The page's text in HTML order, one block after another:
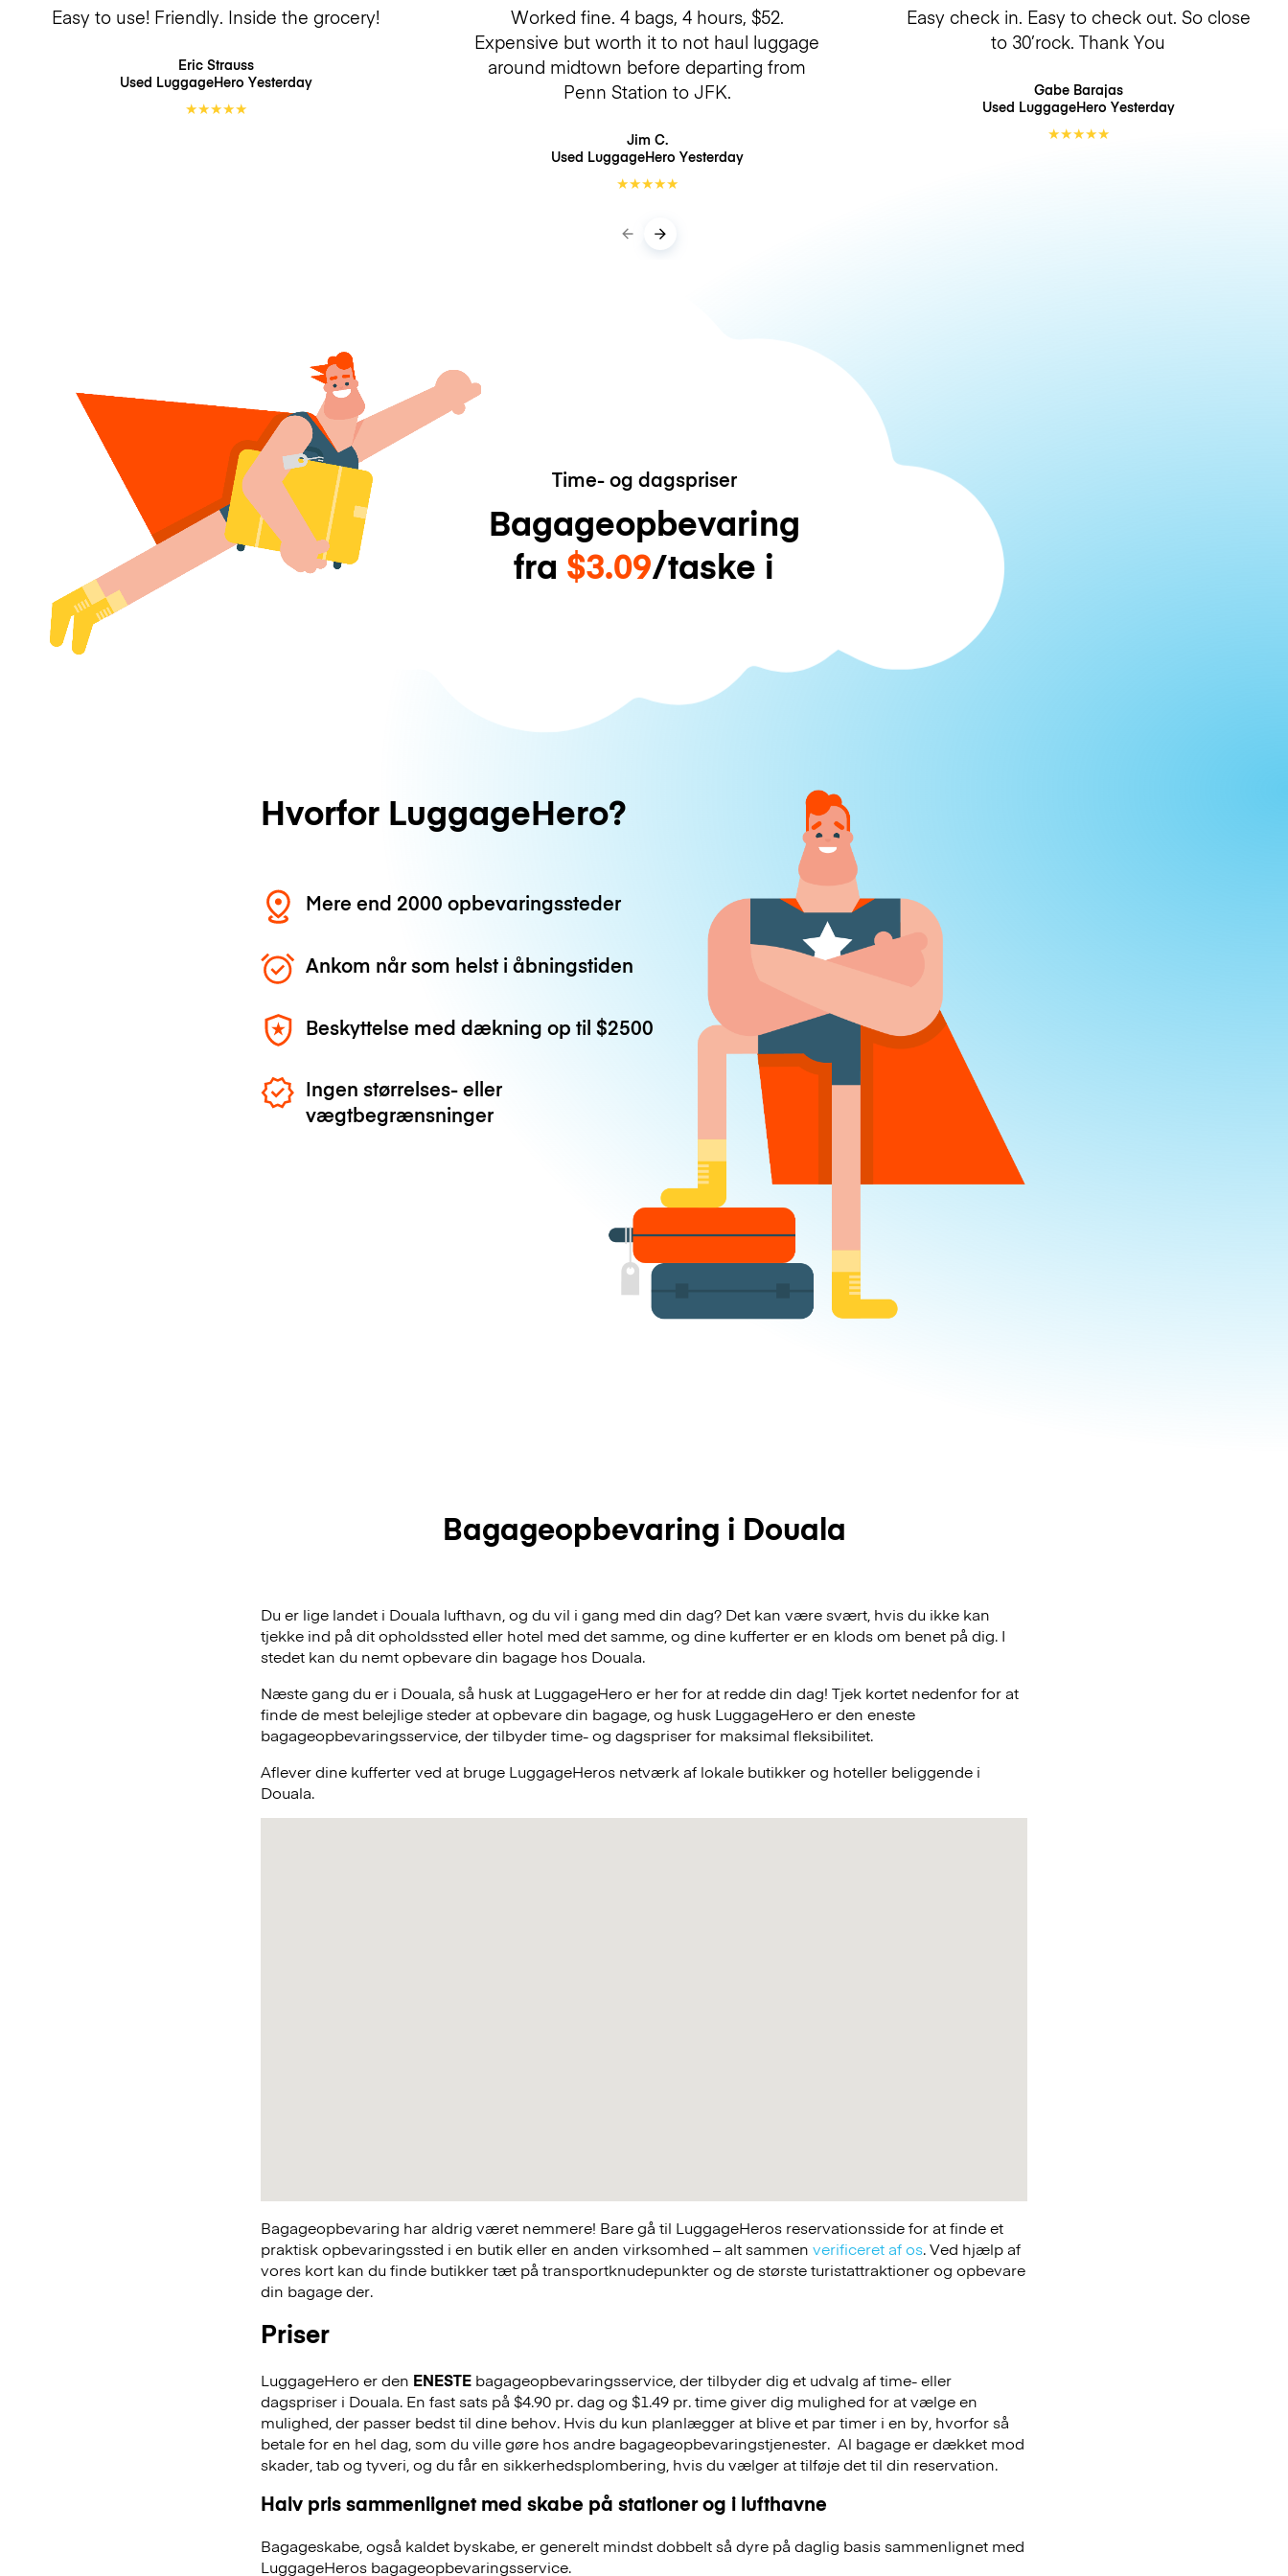
Easy to use! Friendly. Inside the grocery!
Eric Strauss
Used LuggageHero Yesterday
★★★★★
Worked fine. 4 bags, 4 hours, $52.
Expensive but worth it to not haul luggage
around midtown before departing from
Penn Station to JFK.
Jim C.
Used LuggageHero Yesterday
★★★★★
Easy check in. Easy to check out. So close
to 30’rock. Thank You
Gabe Barajas
Used LuggageHero Yesterday
★★★★★
Time- og dagspriser
Bagageopbevaring
fra $3.09/taske i
Hvorfor LuggageHero?
Mere end 2000 opbevaringssteder
Ankom når som helst i åbningstiden
Beskyttelse med dækning op til$2500
Ingen størrelses- eller
vægtbegrænsninger
Bagageopbevaring i Douala
Du er lige landet i Douala lufthavn, og du vil i gang med din dag? Det kan være svært, hvis du ikke kan
tjekke ind på dit opholdssted eller hotel med det samme, og dine kufferter er en klods om benet på dig. I
stedet kan du nemt opbevare din bagage hos Douala.
Næste gang du er i Douala, så husk at LuggageHero er her for at redde din dag! Tjek kortet nedenfor for at
finde de mest belejlige steder at opbevare din bagage, og husk LuggageHero er den eneste
bagageopbevaringsservice, der tilbyder time- og dagspriser for maksimal fleksibilitet.
Aflever dine kufferter ved at bruge LuggageHeros netværk af lokale butikker og hoteller beliggende i
Douala.
Bagageopbevaring har aldrig været nemmere! Bare gå til LuggageHeros reservationsside for at finde et
praktisk opbevaringssted i en butik eller en anden virksomhed – alt sammen verificeret af os. Ved hjælp af
vores kort kan du finde butikker tæt på transportknudepunkter og de største turistattraktioner og opbevare
din bagage der.
Priser
LuggageHero er den ENESTE bagageopbevaringsservice, der tilbyder dig et udvalg af time- eller
dagspriser i Douala. En fast sats på $4.90 pr. dag og $1.49 pr. time giver dig mulighed for at vælge en
mulighed, der passer bedst til dine behov. Hvis du kun planlægger at blive et par timer i en by, hvorfor så
betale for en hel dag, som du ville gøre hos andre bagageopbevaringstjenester. Al bagage er dækket mod
skader, tab og tyveri, og du får en sikkerhedsplombering, hvis du vælger at tilføje det til din reservation.
Halv pris sammenlignet med skabe på stationer og i lufthavne
Bagageskabe, også kaldet byskabe, er generelt mindst dobbelt så dyre på daglig basis sammenlignet med
LuggageHeros bagageopbevaringsservice.